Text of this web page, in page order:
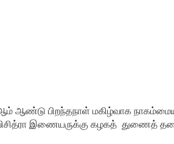
பிறந்தநாள் மகிழ்வாக
இணையருக்கு கழகத் துணைத்